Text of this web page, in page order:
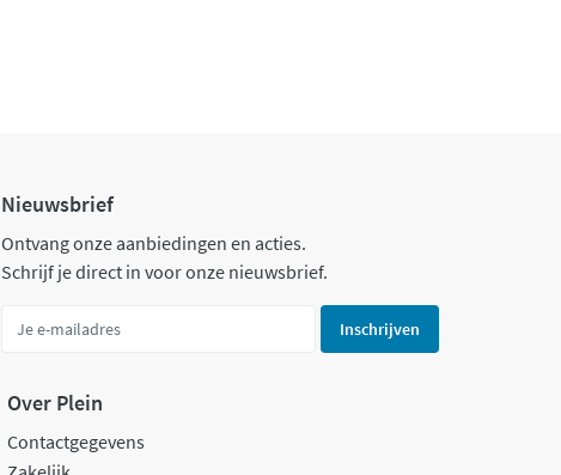
Nieuwsbrief
Ontvang onze aanbiedingen en acties.
Schrijf je direct in voor onze nieuwsbrief.
Inschrijven
Over Plein
Contactgegevens